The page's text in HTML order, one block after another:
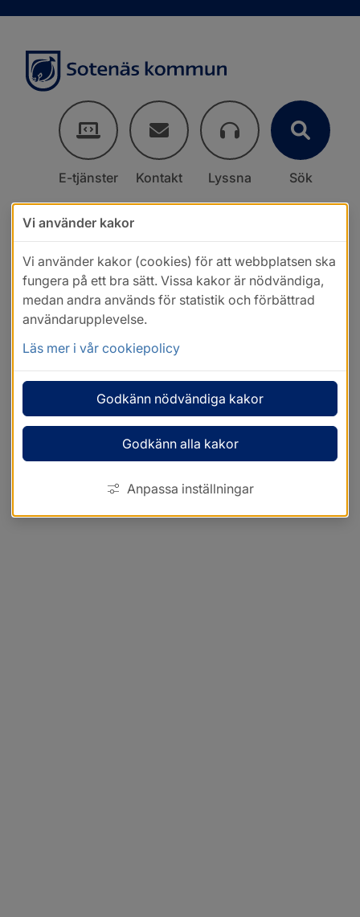
E-tjänster Kontakt Lyssna Sök
Vi använder kakor
Vi använder kakor (cookies) för att webbplatsen ska
fungera på ett bra sätt. Vissa kakor är nödvändiga,
medan andra används för statistik och förbättrad
användarupplevelse.
Läs mer i vår cookiepolicy
Godkänn nödvändiga kakor
Godkänn alla kakor
Anpassa inställningar